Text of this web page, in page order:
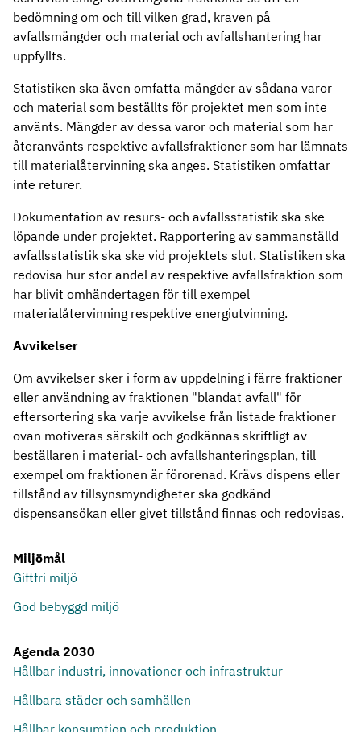
bedömning om och till vilken grad, kraven på
avfallsmängder och material och avfallshantering har
uppfyllts.
Statistiken ska även omfatta mängder av sådana varor
och material som beställts för projektet men som inte
använts. Mängder av dessa varor och material som har
återanvänts respektive avfallsfraktioner som har lämnats
till materialåtervinning ska anges. Statistiken omfattar
inte returer.
Dokumentation av resurs- och avfallsstatistik ska ske
löpande under projektet. Rapportering av sammanställd
avfallsstatistik ska ske vid projektets slut. Statistiken ska
redovisa hur stor andel av respektive avfallsfraktion som
har blivit omhändertagen för till exempel
materialåtervinning respektive energiutvinning.
Avvikelser
Om avvikelser sker i form av uppdelning i färre fraktioner
eller användning av fraktionen "blandat avfall" för
eftersortering ska varje avvikelse från listade fraktioner
ovan motiveras särskilt och godkännas skriftligt av
beställaren i material- och avfallshanteringsplan, till
exempel om fraktionen är förorenad. Krävs dispens eller
tillstånd av tillsynsmyndigheter ska godkänd
dispensansökan eller givet tillstånd finnas och redovisas.
Miljömål
Giftfri miljö
God bebyggd miljö
Agenda 2030
Hållbar industri, innovationer och infrastruktur
Hållbara städer och samhällen
Hållbar konsumtion och produktion